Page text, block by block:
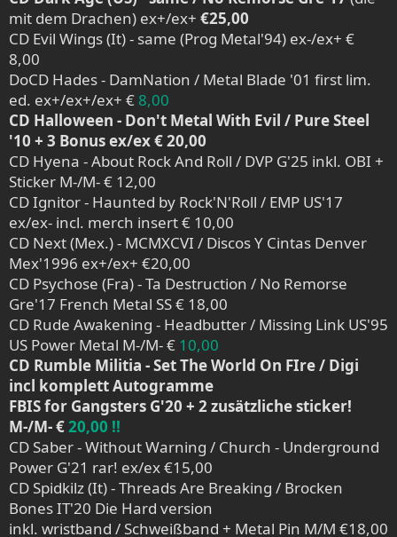
mit dem Drachen) ex+/ex+ €25,00
CD Evil Wings (It) - same (Prog Metal'94) ex-/ex+ €
8,00
DoCD Hades - DamNation / Metal Blade '01 first lim.
ed. ex+/ex+/ex+ € 8,00
CD Halloween - Don't Metal With Evil / Pure Steel
'10 + 3 Bonus ex/ex € 20,00
CD Hyena - About Rock And Roll / DVP G'25 inkl. OBI +
Sticker M-/M- € 12,00
CD Ignitor - Haunted by Rock'N'Roll / EMP US'17
ex/ex- incl. merch insert € 10,00
CD Next (Mex.) - MCMXCVI / Discos Y Cintas Denver
Mex'1996 ex+/ex+ €20,00
CD Psychose (Fra) - Ta Destruction / No Remorse
Gre'17 French Metal SS € 18,00
CD Rude Awakening - Headbutter / Missing Link US'95
US Power Metal M-/M- € 10,00
CD Rumble Militia - Set The World On FIre / Digi
incl komplett Autogramme
FBIS for Gangsters G'20 + 2 zusätzliche sticker!
M-/M- €20,00 !!
CD Saber - Without Warning / Church - Underground
Power G'21 rar! ex/ex €15,00
CD Spidkilz (It) - Threads Are Breaking / Brocken
Bones IT'20 Die Hard version
inkl. wristband / Schweißband + Metal Pin M/M €18,00